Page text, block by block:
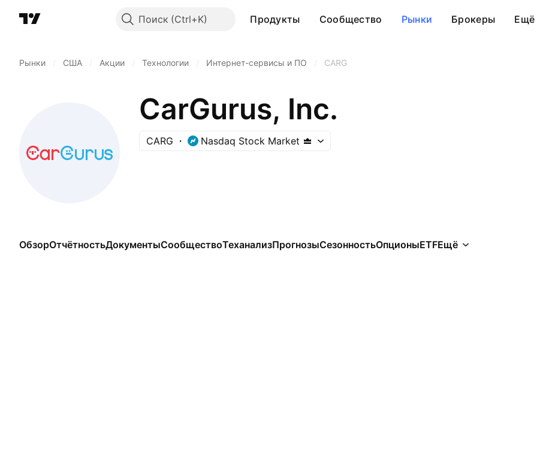
Поиск Продукты Сообщество Рынки Брокеры Ещё
Рынки США Акции Технологии Интернет-сервисы и ПО CARG
CarGurus, Inc.
CARG Nasdaq Stock Market
ОбзорОтчётностьДокументыСообществоТеханализПрогнозыСезонностьОпционыETFЕщё